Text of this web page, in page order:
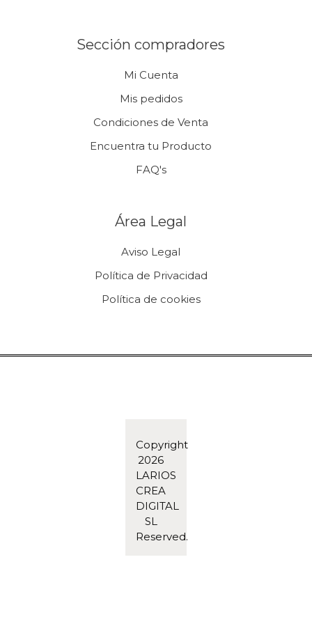
Sección compradores
Mi Cuenta
Mis pedidos
Condiciones de Venta
Encuentra tu Producto
FAQ's
Área Legal
Aviso Legal
Política de Privacidad
Política de cookies
Copyright
2026
LARIOS
CREA
DIGITAL
SL
Reserved.